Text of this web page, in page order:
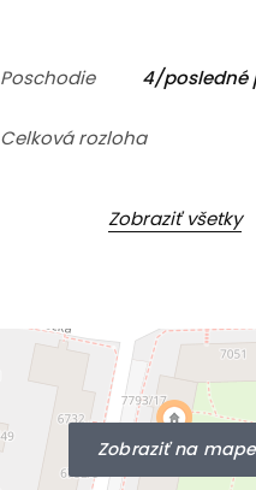
Poschodie 4/posledné
Celková rozloha
Zobraziť všetky
Zobraziť na mape